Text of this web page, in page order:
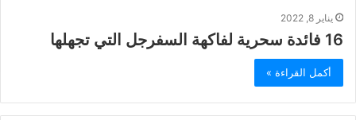
يناير 8, 2022
16 فائدة سحرية لفاكهة السفرجل التي تجهلها
أكمل القراءة »